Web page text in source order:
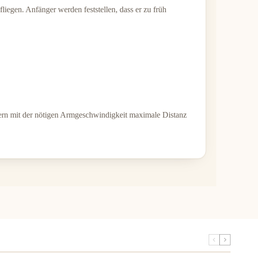
Anfänger werden feststellen, dass er zu früh
mit der nötigen Armgeschwindigkeit maximale Distanz